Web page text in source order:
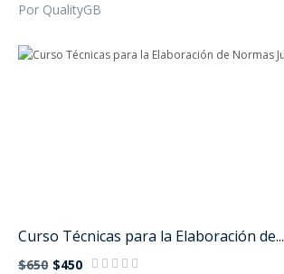
Por QualityGB
Curso Técnicas para la Elaboración de...
$650 $450